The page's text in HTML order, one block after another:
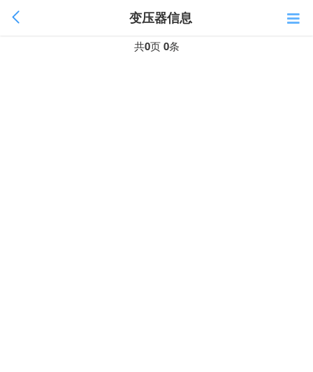
变压器信息
共0页0条